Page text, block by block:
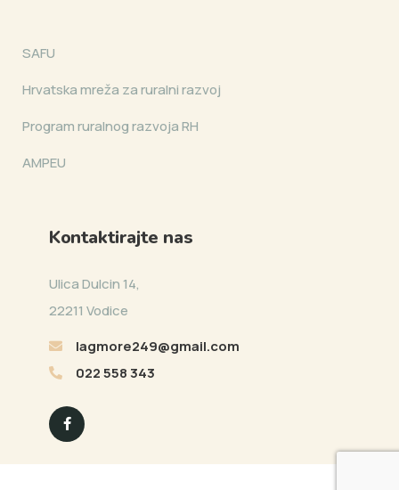
SAFU
Hrvatska mreža za ruralni razvoj
Program ruralnog razvoja RH
AMPEU
Kontaktirajte nas
Ulica Dulcin 14,
22211 Vodice
lagmore249@gmail.com
022 558 343